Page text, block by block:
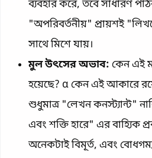
ব্যবহার করে, তবে সাধারণ
"অপরিবর্তনীয়" প্রায়শই
সাথে মিশে যায়।
মুল উৎসের অভাব: কেন এই
হয়েছে? α কেন এই আকারে
শুধুমাত্র "লেখন কনস্ট্যান্ট"
এবং শক্তি হারে" এর বাহ্যিক
অনেকটাই বিমূর্ত, এবং